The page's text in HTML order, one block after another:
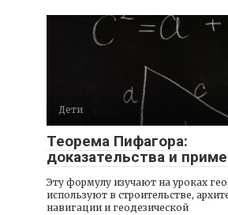
Дети
Теорема Пифагора:
доказательства и
Эту формулу изучают на уроках
используют в строительстве,
навигации и геодезической